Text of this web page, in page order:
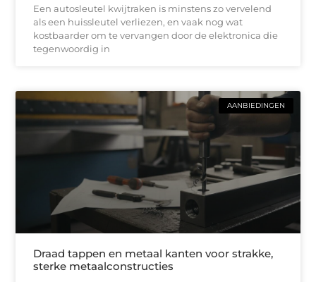
Een autosleutel kwijtraken is minstens zo vervelend
als een huissleutel verliezen, en vaak nog wat
kostbaarder om te vervangen door de elektronica die
tegenwoordig in
AANBIEDINGEN
Draad tappen en metaal kanten voor strakke,
sterke metaalconstructies